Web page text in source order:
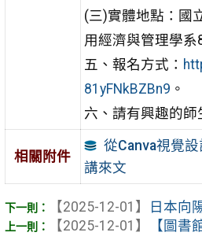
(三)實體地點：國
用經濟與管理學系
五、報名方式：
81yFNkBZBn9 。
六、請有興趣的師
相關附件
從Canva視覺
講來文
【2025-12-01】
日本向
【2025-12-01】
【圖書